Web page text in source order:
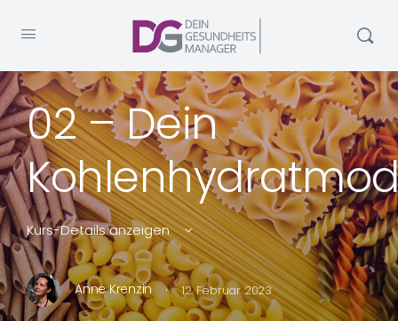
02 – Dein
Kurs-Details anzeigen
Anne Krenzin · 12. Februar 2023